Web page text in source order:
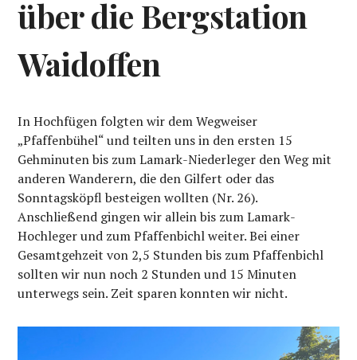
über die Bergstation
Waidoffen
In Hochfügen folgten wir dem Wegweiser
„Pfaffenbühel“ und teilten uns in den ersten 15
Gehminuten bis zum Lamark-Niederleger den Weg mit
anderen Wanderern, die den Gilfert oder das
Sonntagsköpfl besteigen wollten (Nr. 26).
Anschließend gingen wir allein bis zum Lamark-
Hochleger und zum Pfaffenbichl weiter. Bei einer
Gesamtgehzeit von 2,5 Stunden bis zum Pfaffenbichl
sollten wir nun noch 2 Stunden und 15 Minuten
unterwegs sein. Zeit sparen konnten wir nicht.